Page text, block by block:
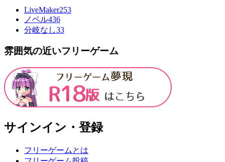
LiveMaker253
ノベル436
分岐なし33
雰囲気の近いフリーゲーム
サインイン・登録
フリーゲームとは